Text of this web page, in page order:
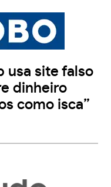
usa site falso
dinheiro
como isca”